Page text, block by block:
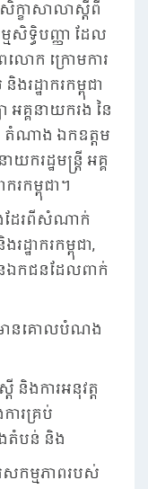
ក្ខាសាលាស្តីពី
មសិទ្ធិបញ្ញា ដែល
លោក ក្រោមការ
ដ្ឋាករកម្ពុជា
គ្គនាយករង នៃ
តំណាង ឯកឧត្តម
ករដ្ឋមន្ត្រី អគ្គ
រកម្ពុជា។
ដែរពីសំណាក់
ដ្ឋាករកម្ពុជា,
កជនដែលពាក់
មានគោលបំណង
និងការអនុវត្ត
ារគ្រប់
តំបន់ និង
សកម្មភាពរបស់